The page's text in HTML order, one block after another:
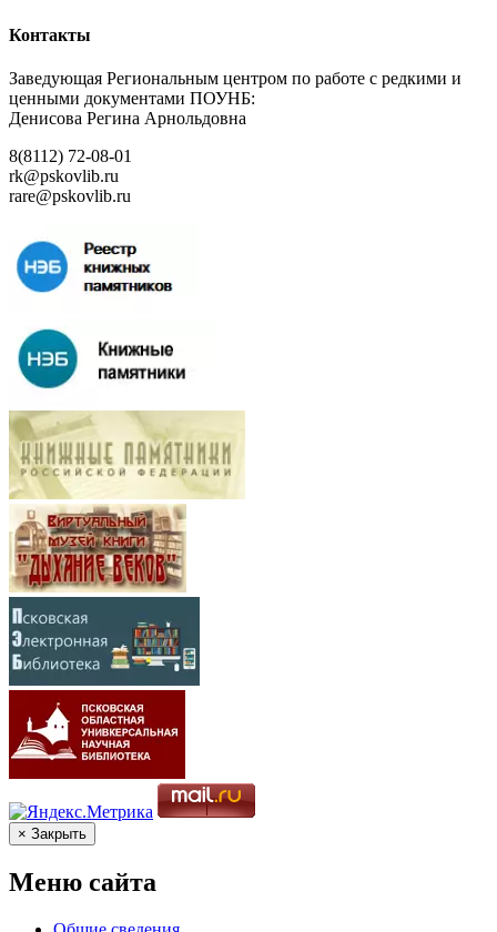
Контакты
Заведующая Региональным центром по работе с редкими и
ценными документами ПОУНБ:
Денисова Регина Арнольдовна
8(8112) 72-08-01
rk@pskovlib.ru
rare@pskovlib.ru
× Закрыть
Меню сайта